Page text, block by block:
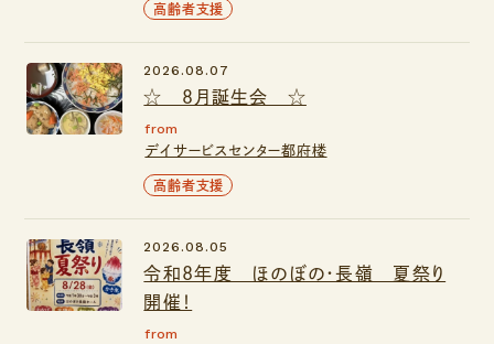
高齢者支援
☆ ８月誕生会 ☆
2026.08.07
from
デイサービスセンター都府楼
高齢者支援
令和8年度 ほのぼの・長嶺 夏祭り
開催！
2026.08.05
from